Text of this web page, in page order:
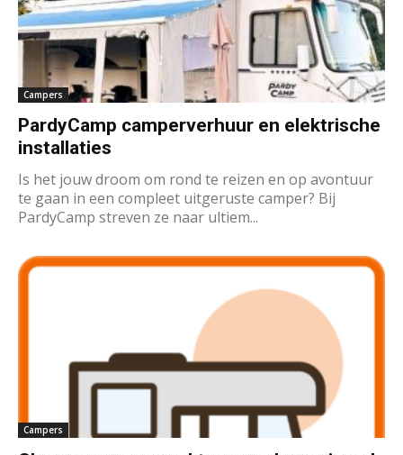
Campers
PardyCamp camperverhuur en elektrische
installaties
Is het jouw droom om rond te reizen en op avontuur
te gaan in een compleet uitgeruste camper? Bij
PardyCamp streven ze naar ultiem...
Campers